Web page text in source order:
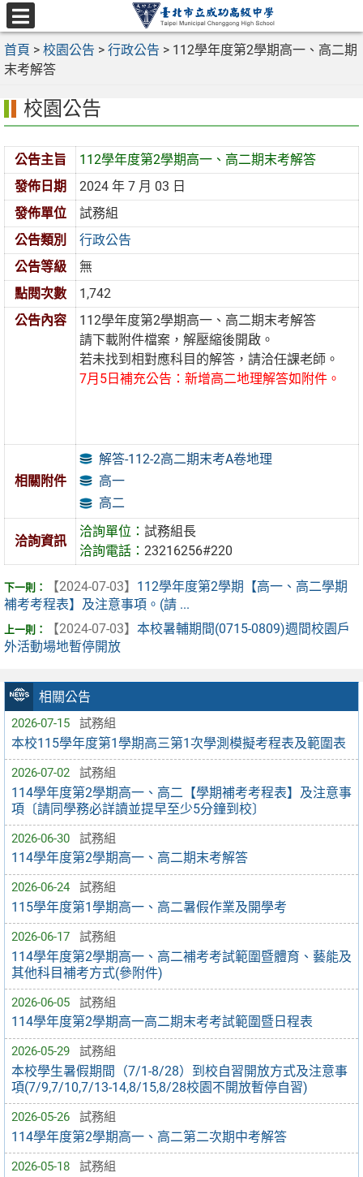
跳
至
主
要
區
選
單
首頁 > 校園公告 > 行政公告 > 112學年度第2學期高一、高二期
末考解答
相關公告
2026-07-15 試務組
本校115學年度第1學期高三第1次學測模擬考程表及範圍表
2026-07-02 試務組
114學年度第2學期高一、高二【學期補考考程表】及注意事
項〔請同學務必詳讀並提早至少5分鐘到校〕
2026-06-30 試務組
114學年度第2學期高一、高二期末考解答
2026-06-24 試務組
115學年度第1學期高一、高二暑假作業及開學考
2026-06-17 試務組
114學年度第2學期高一、高二補考考試範圍暨體育、藝能及
其他科目補考方式(參附件)
2026-06-05 試務組
114學年度第2學期高一高二期末考考試範圍暨日程表
2026-05-29 試務組
本校學生暑假期間（7/1-8/28）到校自習開放方式及注意事
項(7/9,7/10,7/13-14,8/15,8/28校園不開放暫停自習)
2026-05-26 試務組
114學年度第2學期高一、高二第二次期中考解答
2026-05-18 試務組
校園公告
公告主旨
112學年度第2學期高一、高二期末考解答
發佈日期
2024 年 7 月 03 日
發佈單位
試務組
公告類別
行政公告
公告等級
無
點閱次數
1,742
公告內容
112學年度第2學期高一、高二期末考解答
請下載附件檔案，解壓縮後開啟。
若未找到相對應科目的解答，請洽任課老師。
7月5日補充公告：新增高二地理解答如附件。
相關附件
解答-112-2高二期末考A卷地理
高一
高二
洽詢資訊
洽詢單位：試務組長
洽詢電話：23216256#220
【2024-07-03】 112學年度第2學期【高一、高二學期
補考考程表】及注意事項。(請 ...
【2024-07-03】 本校暑輔期間(0715-0809)週間校園戶
外活動場地暫停開放